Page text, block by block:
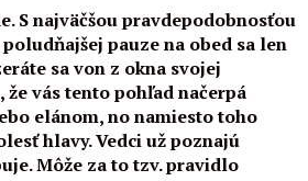
S najväčšou pravdepodobnosťou
pauze na obed sa len
sa von z okna svojej
vás tento pohľad načerpá
elánom, no namiesto toho
hlavy. Vedci už poznajú
Môže za to tzv. pravidlo